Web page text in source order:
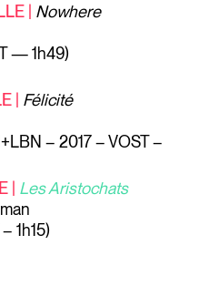
| Nowhere
— 1h49)
| Félicité
– 2017 – VOST –
| Les Aristochats
1h15)